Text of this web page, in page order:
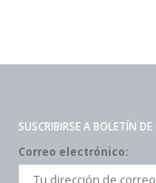
SUSCRIBIRSE A BOLETÍN DE
Correo electrónico: